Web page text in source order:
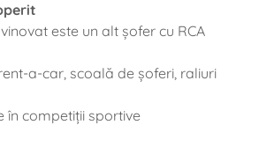
este un alt șofer cu RCA
a-car, scoală de șoferi, raliuri
în competiții sportive